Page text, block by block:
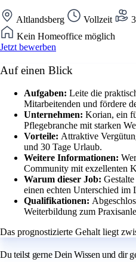
Altlandsberg Vollzeit
Kein Homeoffice möglich
Jetzt bewerben
Auf einen Blick
Aufgaben: Leite die
Mitarbeitenden und fördere
Unternehmen: Korian, ein
Pflegebranche mit starken
Vorteile: Attraktive
und 30 Tage Urlaub.
Weitere Informationen:
Community mit exzellenten
Warum dieser Job:
einen echten Unterschied im
Qualifikationen:
Weiterbildung zum
Das prognostizierte Gehalt liegt
Du teilst gerne Dein Wissen und dir